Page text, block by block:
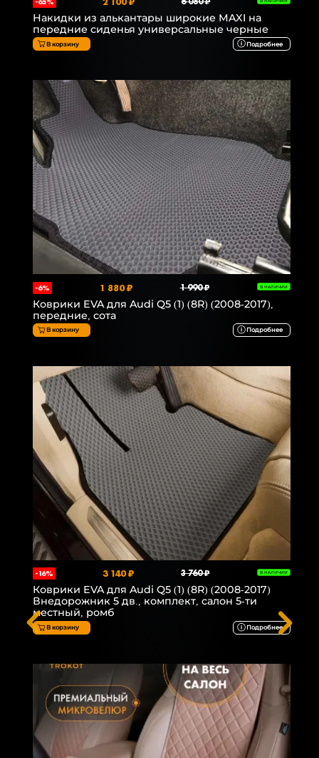
Накидки из алькантары широкие MAXI на
передние сиденья универсальные черные
В корзину Подробнее
-6% 1 880 ₽ 1 990 ₽ В НАЛИЧИИ
Коврики EVA для Audi Q5 (1) (8R) (2008-2017),
передние, сота
В корзину Подробнее
-16% 3 140 ₽ 3 760 ₽ В НАЛИЧИИ
Коврики EVA для Audi Q5 (1) (8R) (2008-2017)
Внедорожник 5 дв., комплект, салон 5-ти
местный, ромб
В корзину Подробнее